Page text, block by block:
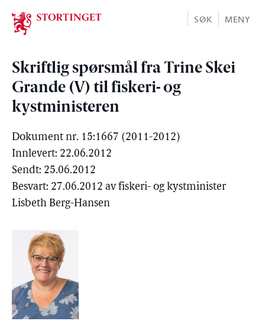
Stortinget.no
SØK MENY
Skriftlig spørsmål fra Trine Skei
Grande (V) til fiskeri- og
kystministeren
Dokument nr. 15:1667 (2011-2012)
Innlevert: 22.06.2012
Sendt: 25.06.2012
Besvart: 27.06.2012 av fiskeri- og kystminister
Lisbeth Berg-Hansen